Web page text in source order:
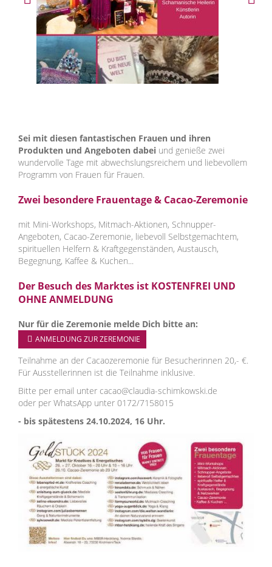
Sei mit diesen fantastischen Frauen und ihren
Produkten und Angeboten dabei und genieße zwei
wundervolle Tage mit abwechslungsreichem und liebevollem
Programm von Frauen für Frauen.
Zwei besondere Frauentage & Cacao-Zeremonie
mit Mini-Workshops, Mitmach-Aktionen, Schnupper-
Angeboten, Cacao-Zeremonie, liebevoll Selbstgemachtem,
spirituellen Helfern & Kraftgegenständen, Austausch,
Begegnung, Kaffee & Kuchen...
Der Besuch des Marktes ist KOSTENFREI UND
OHNE ANMELDUNG
Nur für die Zeremonie melde Dich bitte an:
ANMELDUNG ZUR ZEREMONIE
Teilnahme an der Cacaozeremonie für Besucherinnen 20,- €.
Für Ausstellerinnen ist die Teilnahme inklusive.
Bitte per email unter cacao@claudia-schimkowski.de
oder per WhatsApp unter 0172/7158015
- bis spätestens 24.10.2024, 16 Uhr.